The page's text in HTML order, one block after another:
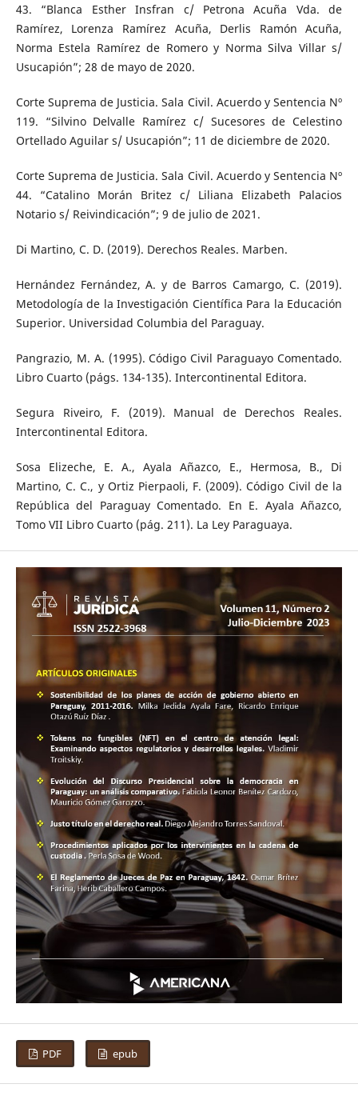
43. “Blanca Esther Insfran c/ Petrona Acuña Vda. de
Ramírez, Lorenza Ramírez Acuña, Derlis Ramón Acuña,
Norma Estela Ramírez de Romero y Norma Silva Villar s/
Usucapión”; 28 de mayo de 2020.
Corte Suprema de Justicia. Sala Civil. Acuerdo y Sentencia Nº
119. “Silvino Delvalle Ramírez c/ Sucesores de Celestino
Ortellado Aguilar s/ Usucapión”; 11 de diciembre de 2020.
Corte Suprema de Justicia. Sala Civil. Acuerdo y Sentencia Nº
44. “Catalino Morán Britez c/ Liliana Elizabeth Palacios
Notario s/ Reivindicación”; 9 de julio de 2021.
Di Martino, C. D. (2019). Derechos Reales. Marben.
Hernández Fernández, A. y de Barros Camargo, C. (2019).
Metodología de la Investigación Científica Para la Educación
Superior. Universidad Columbia del Paraguay.
Pangrazio, M. A. (1995). Código Civil Paraguayo Comentado.
Libro Cuarto (págs. 134-135). Intercontinental Editora.
Segura Riveiro, F. (2019). Manual de Derechos Reales.
Intercontinental Editora.
Sosa Elizeche, E. A., Ayala Añazco, E., Hermosa, B., Di
Martino, C. C., y Ortiz Pierpaoli, F. (2009). Código Civil de la
República del Paraguay Comentado. En E. Ayala Añazco,
Tomo VII Libro Cuarto (pág. 211). La Ley Paraguaya.
PDF epub